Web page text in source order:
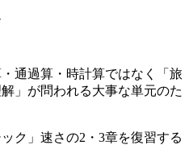
通過算・時計算ではなく「旅
」が問われる大事な単元のた
ク」速さの2・3章を復習する